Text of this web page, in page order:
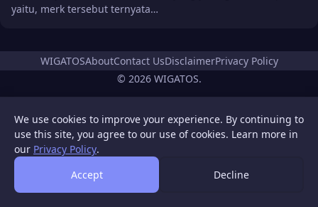
yaitu, merk tersebut ternyata…
WIGATOSAboutContact UsDisclaimerPrivacy Policy
© 2026 WIGATOS.
We use cookies to improve your experience. By continuing to
use this site, you agree to our use of cookies. Learn more in
our Privacy Policy.
Accept
Decline